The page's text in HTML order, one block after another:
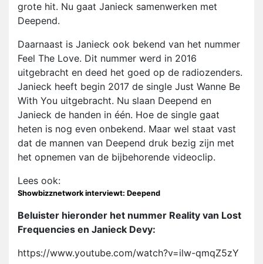
grote hit. Nu gaat Janieck samenwerken met
Deepend.
Daarnaast is Janieck ook bekend van het nummer
Feel The Love. Dit nummer werd in 2016
uitgebracht en deed het goed op de radiozenders.
Janieck heeft begin 2017 de single Just Wanne Be
With You uitgebracht. Nu slaan Deepend en
Janieck de handen in één. Hoe de single gaat
heten is nog even onbekend. Maar wel staat vast
dat de mannen van Deepend druk bezig zijn met
het opnemen van de bijbehorende videoclip.
Lees ook:
Showbizznetwork interviewt: Deepend
Beluister hieronder het nummer Reality van Lost
Frequencies en Janieck Devy:
https://www.youtube.com/watch?v=ilw-qmqZ5zY